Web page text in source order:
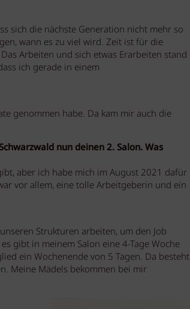
sich die nächste Generation nicht mehr so
wann es zu viel wird. Zeit ist für die
Arbeiten und sich etwas Erarbeiten stand
ich gerade in einem
genommen habe. Da kam mir auch die
nun deinen 2. Salon. Was
aber ich habe mich im August 2021 dafür
vor allem, eine tolle Arbeitgeberin und ein
Strukturen arbeiten, um den Job
gibt in meinem Salon eine 4-Tage Woche
ein Wochenende von 5 Tagen. Da besteht
Meine Mädels bekommen bei mir